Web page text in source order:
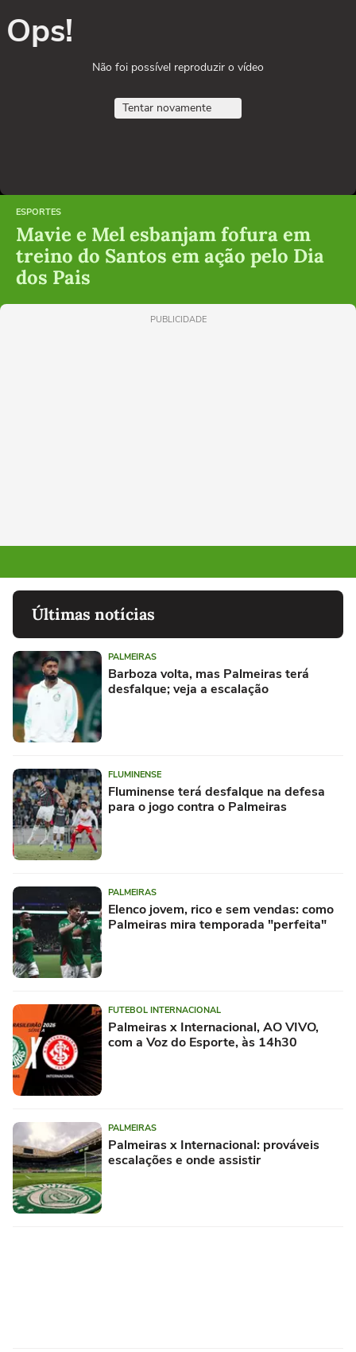
Ops!
Não foi possível reproduzir o vídeo
Tentar novamente
ESPORTES
Mavie e Mel esbanjam fofura em
treino do Santos em ação pelo Dia
dos Pais
PUBLICIDADE
Últimas notícias
PALMEIRAS
Barboza volta, mas Palmeiras terá
desfalque; veja a escalação
FLUMINENSE
Fluminense terá desfalque na defesa
para o jogo contra o Palmeiras
PALMEIRAS
Elenco jovem, rico e sem vendas: como
Palmeiras mira temporada "perfeita"
FUTEBOL INTERNACIONAL
Palmeiras x Internacional, AO VIVO,
com a Voz do Esporte, às 14h30
PALMEIRAS
Palmeiras x Internacional: prováveis
escalações e onde assistir